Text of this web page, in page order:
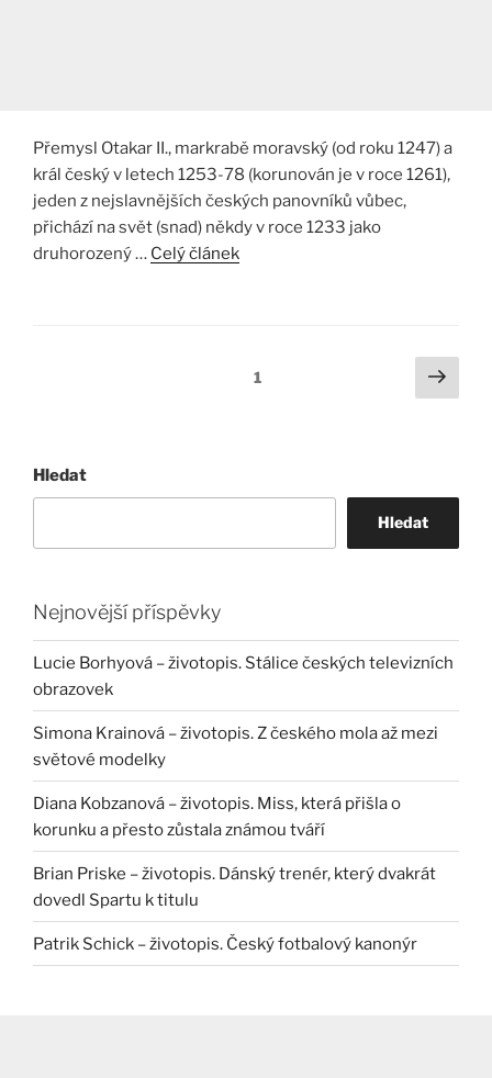
Přemysl Otakar II., markrabě moravský (od roku 1247) a
král český v letech 1253-78 (korunován je v roce 1261),
jeden z nejslavnějších českých panovníků vůbec,
přichází na svět (snad) někdy v roce 1233 jako
druhorozený … Celý článek
Stránka:1
Další
Hledat
Hledat
Nejnovější příspěvky
Lucie Borhyová – životopis. Stálice českých televizních
obrazovek
Simona Krainová – životopis. Z českého mola až mezi
světové modelky
Diana Kobzanová – životopis. Miss, která přišla o
korunku a přesto zůstala známou tváří
Brian Priske – životopis. Dánský trenér, který dvakrát
dovedl Spartu k titulu
Patrik Schick – životopis. Český fotbalový kanonýr